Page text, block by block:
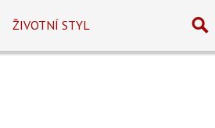
ŽIVOTNÍ STYL